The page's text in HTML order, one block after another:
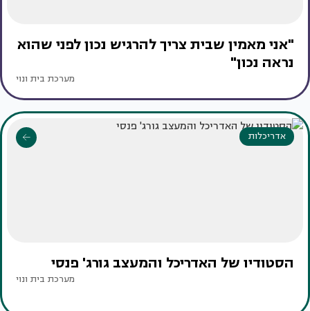
"אני מאמין שבית צריך להרגיש נכון לפני שהוא
נראה נכון"
מערכת בית ונוי
אדריכלות
הסטודיו של האדריכל והמעצב גורג' פנסי
מערכת בית ונוי